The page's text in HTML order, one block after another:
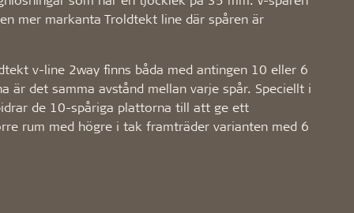
mer markanta Troldtekt line där spåren är
v-line 2way finns båda med antingen 10 eller 6
är det samma avstånd mellan varje spår. Speciellt i
de 10-spåriga plattorna till att ge ett
rum med högre i tak framträder varianten med 6